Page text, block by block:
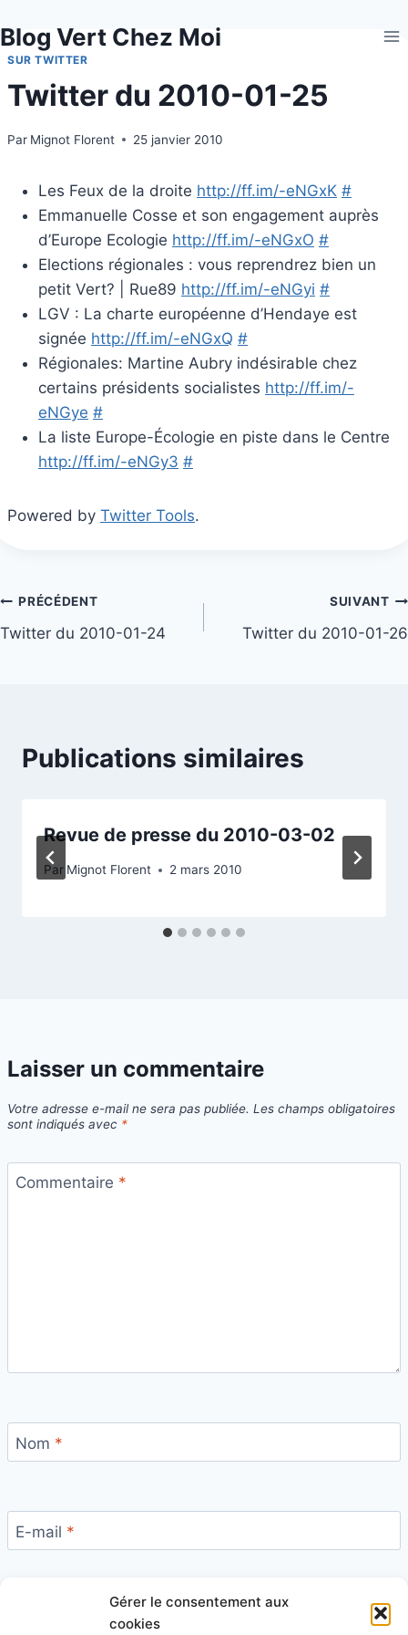
Gérer le consentement aux
cookies
au
contenu
Blog Vert Chez Moi
SUR TWITTER
Twitter du 2010-01-25
Par Mignot Florent 25 janvier 2010
Les Feux de la droite http://ff.im/-eNGxK #
Emmanuelle Cosse et son engagement auprès
d’Europe Ecologie http://ff.im/-eNGxO #
Elections régionales : vous reprendrez bien un
petit Vert? | Rue89 http://ff.im/-eNGyi #
LGV : La charte européenne d’Hendaye est
signée http://ff.im/-eNGxQ #
Régionales: Martine Aubry indésirable chez
certains présidents socialistes http://ff.im/-
eNGye #
La liste Europe-Écologie en piste dans le Centre
http://ff.im/-eNGy3 #
Powered by Twitter Tools.
Navigation
de
PRÉCÉDENT
Twitter du 2010-01-24
SUIVANT
Twitter du 2010-01-26
Publications similaires
Revue de presse du 2010-03-02
Par Mignot Florent 2 mars 2010
Laisser un commentaire
Votre adresse e-mail ne sera pas publiée. Les champs obligatoires
sont indiqués avec *
Commentaire *
Nom *
E-mail *